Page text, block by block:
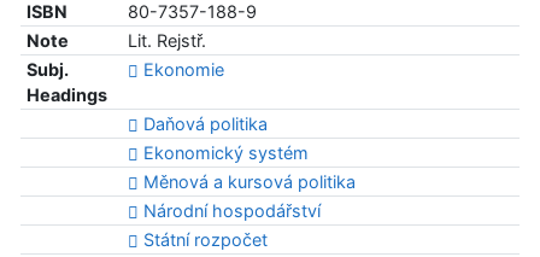
ISBN
80-7357-188-9
Note
Lit. Rejstř.
Subj.
Headings
Ekonomie
Daňová politika
Ekonomický systém
Měnová a kursová politika
Národní hospodářství
Státní rozpočet